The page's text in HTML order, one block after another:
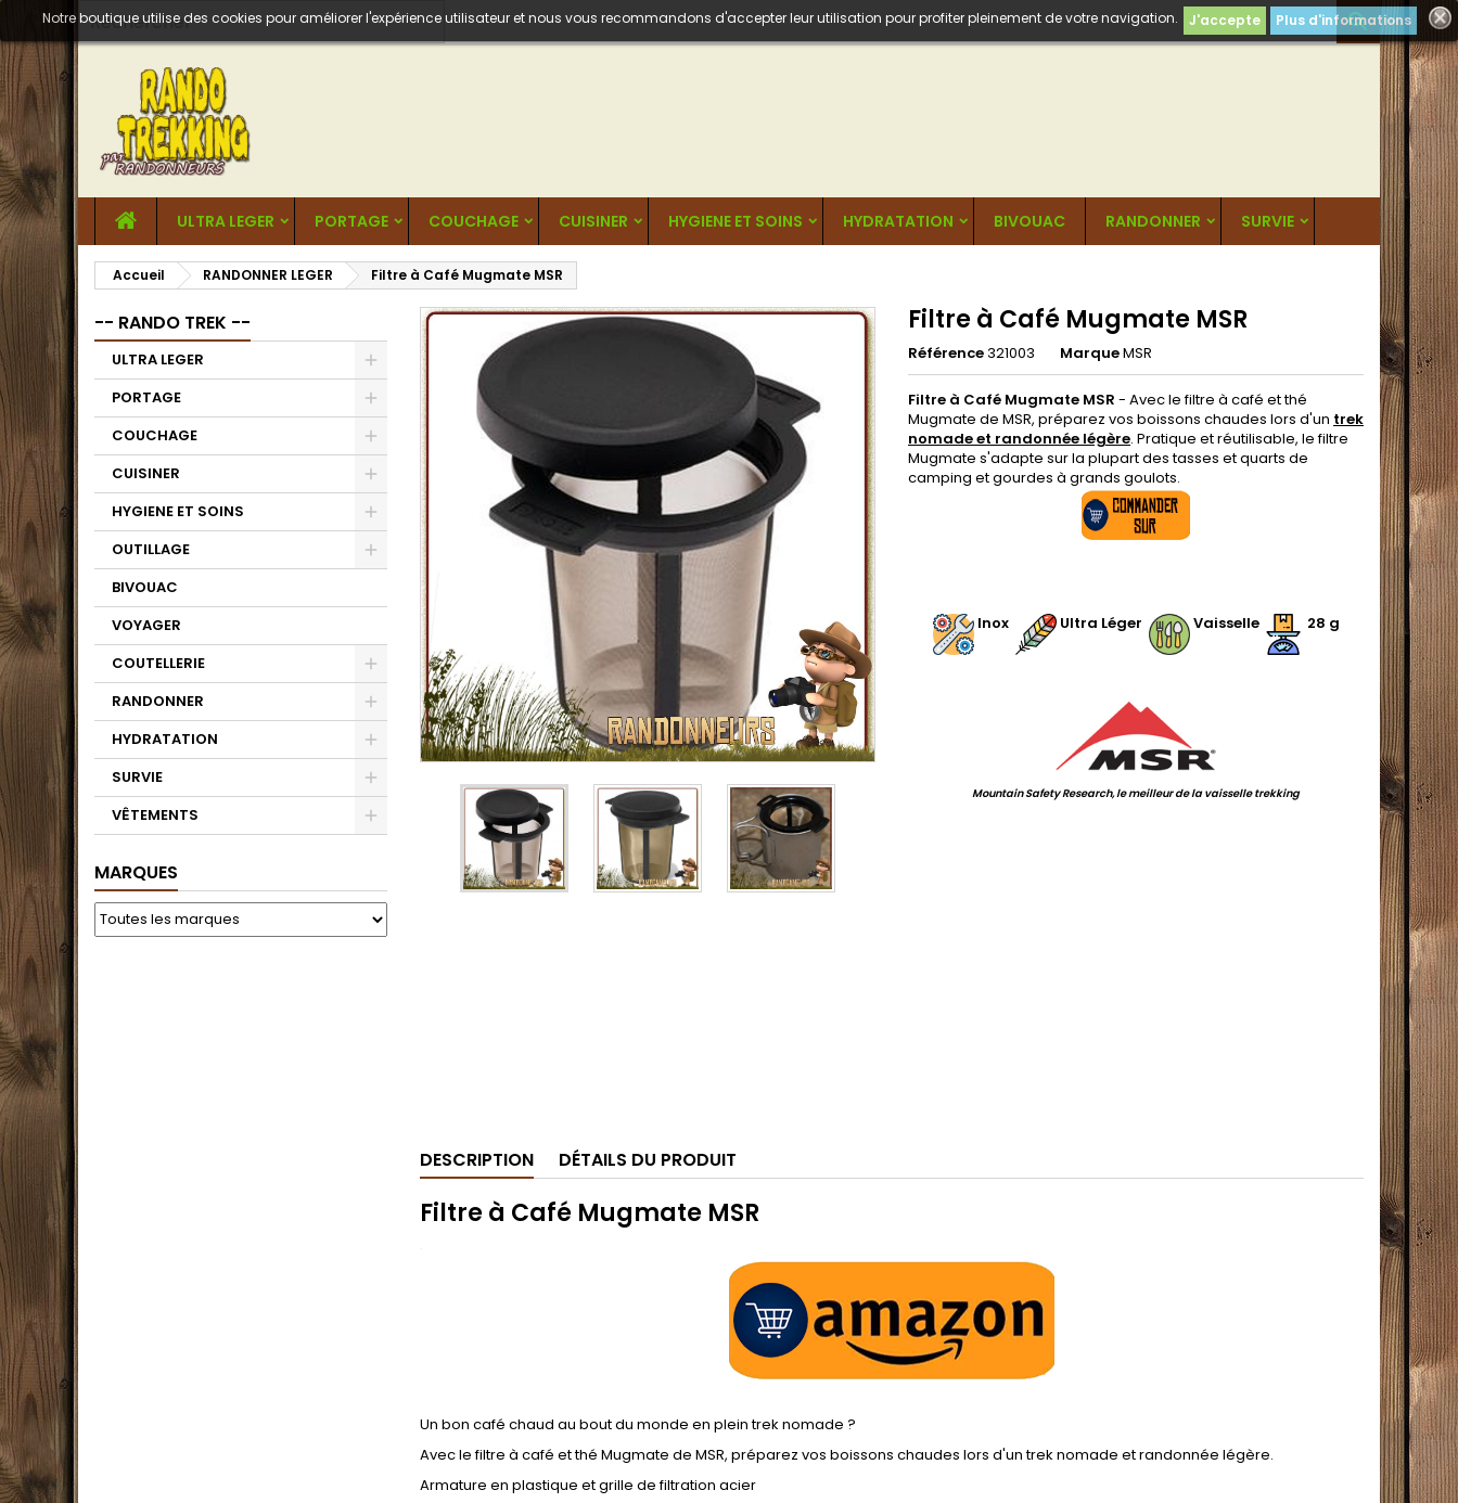

Notre boutique utilise des cookies pour améliorer l'expérience utilisateur et nous vous recommandons d'accepter leur utilisation pour profiter pleinement de votre navigation. J'accepte Plus d'informations
ULTRA LEGER PORTAGE COUCHAGE CUISINER HYGIENE ET SOINS HYDRATATION BIVOUAC RANDONNER SURVIE
Accueil RANDONNER LEGER Filtre à Café Mugmate MSR
-- RANDO TREK --
ULTRA LEGER
PORTAGE
COUCHAGE
CUISINER
HYGIENE ET SOINS
OUTILLAGE
BIVOUAC
VOYAGER
COUTELLERIE
RANDONNER
HYDRATATION
SURVIE
VÊTEMENTS
MARQUES
Filtre à Café Mugmate MSR
Référence321003 MarqueMSR
Filtre à Café Mugmate MSR - Avec le filtre à café et thé
Mugmate de MSR, préparez vos boissons chaudes lors d'un trek
nomade et randonnée légère. Pratique et réutilisable, le filtre
Mugmate s'adapte sur la plupart des tasses et quarts de
camping et gourdes à grands goulots.
. Inox. . Ultra Léger .Vaisselle. 28 g
Mountain Safety Research, le meilleur de la vaisselle trekking
DESCRIPTION DÉTAILS DU PRODUIT
Filtre à Café Mugmate MSR
.
Un bon café chaud au bout du monde en plein trek nomade ?
Avec le filtre à café et thé Mugmate de MSR, préparez vos boissons chaudes lors d'un trek nomade et randonnée légère.
Armature en plastique et grille de filtration acier